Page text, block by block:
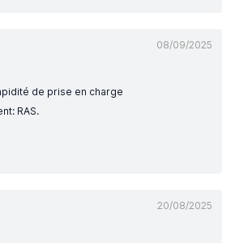
08/09/2025
de prise en charge
RAS.
20/08/2025